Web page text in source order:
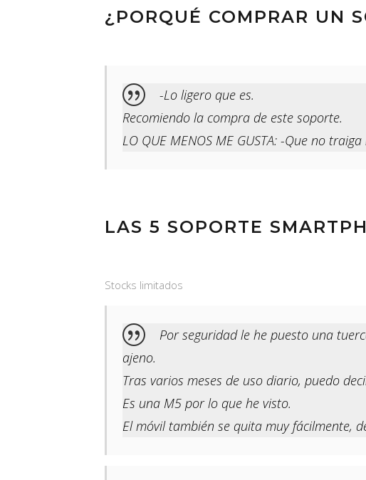
¿PORQUÉ COMPRAR UN
-Lo ligero que es.
Recomiendo la compra de este soporte.
LO QUE MENOS ME GUSTA: -Que no
LAS 5 SOPORTE
Stocks limitados
Por seguridad le he puesto una
ajeno.
Tras varios meses de uso diario, puedo
Es una M5 por lo que he visto.
El móvil también se quita muy fácilmente,